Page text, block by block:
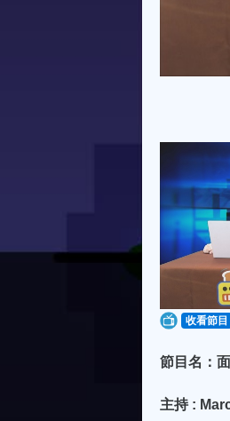
收看節目
節目名：
主持 :